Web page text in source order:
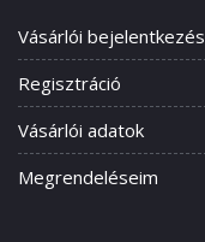
Vásárlói bejelentkezés
Regisztráció
Vásárlói adatok
Megrendeléseim